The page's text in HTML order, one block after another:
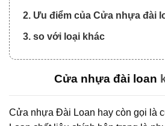
2. Ưu điểm của Cửa nhựa đài
3. so với loại khác
Cửa nhựa đài loan
Cửa nhựa Đài Loan hay còn gọi là